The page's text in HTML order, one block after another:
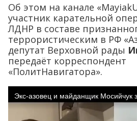
Об этом на канале
участник карательной
ЛДНР в составе
террористическим в РФ
депутат Верховной рады
передаёт корреспондент
«ПолитНавигатора».